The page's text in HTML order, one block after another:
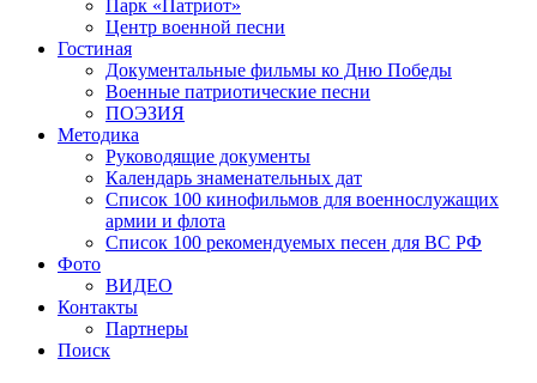
Парк «Патриот»
Центр военной песни
Гостиная
Документальные фильмы ко Дню Победы
Военные патриотические песни
ПОЭЗИЯ
Методика
Руководящие документы
Календарь знаменательных дат
Список 100 кинофильмов для военнослужащих
армии и флота
Список 100 рекомендуемых песен для ВС РФ
Фото
ВИДЕО
Контакты
Партнеры
Поиск